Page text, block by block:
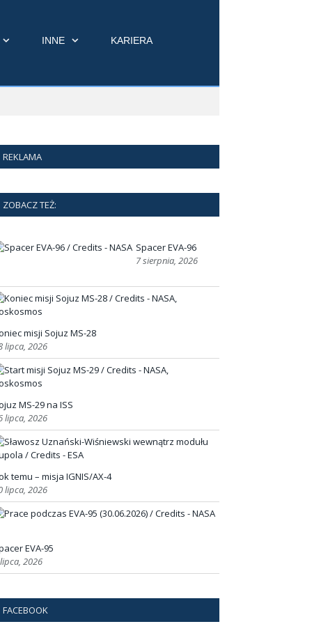
INNE KARIERA
REKLAMA
ZOBACZ TEŻ:
Spacer EVA-96
7 sierpnia, 2026
misji Sojuz MS-28
lipca, 2026
MS-29 na ISS
lipca, 2026
temu – misja IGNIS/AX-4
lipca, 2026
EVA-95
2026
FACEBOOK